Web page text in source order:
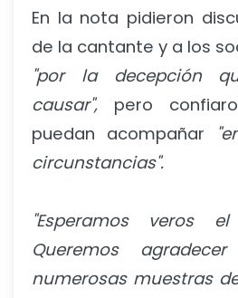
En la nota pidieron
de la cantante y a los
"por la decepción
causar", pero
puedan acompañar
circunstancias".
"Esperamos veros
Queremos
numerosas muestras